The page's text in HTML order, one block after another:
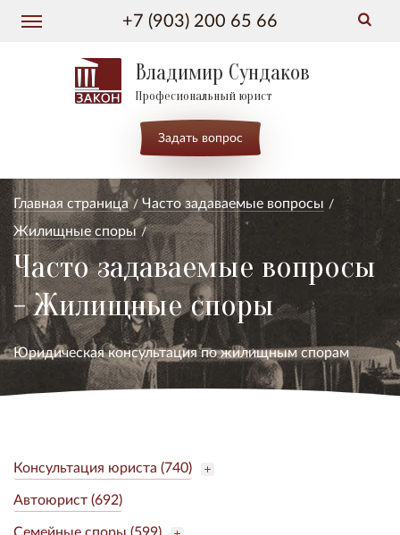
+7 (903) 200 65 66
Владимир Сундаков
Професиональный юрист
Задать вопрос
Главная страница
Часто задаваемые вопросы
Жилищные споры
Часто задаваемые вопросы
- Жилищные споры
Юридическая консультация по жилищным спорам
Консультация юриста (740)
Автоюрист (692)
Семейные споры (599)